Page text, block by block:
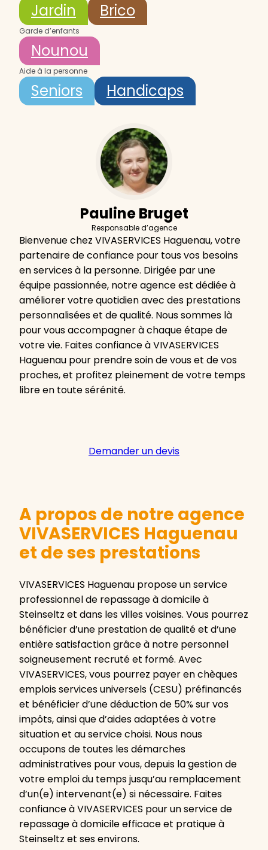
Jardin
Brico
Garde d’enfants
Nounou
Aide à la personne
Seniors Handicaps
Pauline Bruget
Responsable d’agence
Bienvenue chez VIVASERVICES Haguenau, votre
partenaire de confiance pour tous vos besoins
en services à la personne. Dirigée par une
équipe passionnée, notre agence est dédiée à
améliorer votre quotidien avec des prestations
personnalisées et de qualité. Nous sommes là
pour vous accompagner à chaque étape de
votre vie. Faites confiance à VIVASERVICES
Haguenau pour prendre soin de vous et de vos
proches, et profitez pleinement de votre temps
libre en toute sérénité.
Demander un devis
A propos de notre agence
VIVASERVICES Haguenau
et de ses prestations
VIVASERVICES Haguenau propose un service
professionnel de repassage à domicile à
Steinseltz et dans les villes voisines. Vous pourrez
bénéficier d’une prestation de qualité et d’une
entière satisfaction grâce à notre personnel
soigneusement recruté et formé. Avec
VIVASERVICES, vous pourrez payer en chèques
emplois services universels (CESU) préfinancés
et bénéficier d’une déduction de 50% sur vos
impôts, ainsi que d’aides adaptées à votre
situation et au service choisi. Nous nous
occupons de toutes les démarches
administratives pour vous, depuis la gestion de
votre emploi du temps jusqu’au remplacement
d’un(e) intervenant(e) si nécessaire. Faites
confiance à VIVASERVICES pour un service de
repassage à domicile efficace et pratique à
Steinseltz et ses environs.